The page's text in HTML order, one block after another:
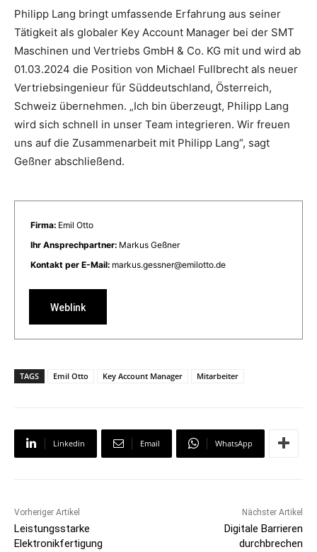
Philipp Lang bringt umfassende Erfahrung aus seiner
Tätigkeit als globaler Key Account Manager bei der SMT
Maschinen und Vertriebs GmbH & Co. KG mit und wird ab
01.03.2024 die Position von Michael Fullbrecht als neuer
Vertriebsingenieur für Süddeutschland, Österreich,
Schweiz übernehmen. „Ich bin überzeugt, Philipp Lang
wird sich schnell in unser Team integrieren. Wir freuen
uns auf die Zusammenarbeit mit Philipp Lang“, sagt
Geßner abschließend.
Firma: Emil Otto
Ihr Ansprechpartner: Markus Geßner
Kontakt per E-Mail: markus.gessner@emilotto.de
Weblink
TAGS Emil Otto Key Account Manager Mitarbeiter
Linkedin Email WhatsApp
Vorheriger Artikel
Leistungsstarke
Elektronikfertigung
Nächster Artikel
Digitale Barrieren
durchbrechen